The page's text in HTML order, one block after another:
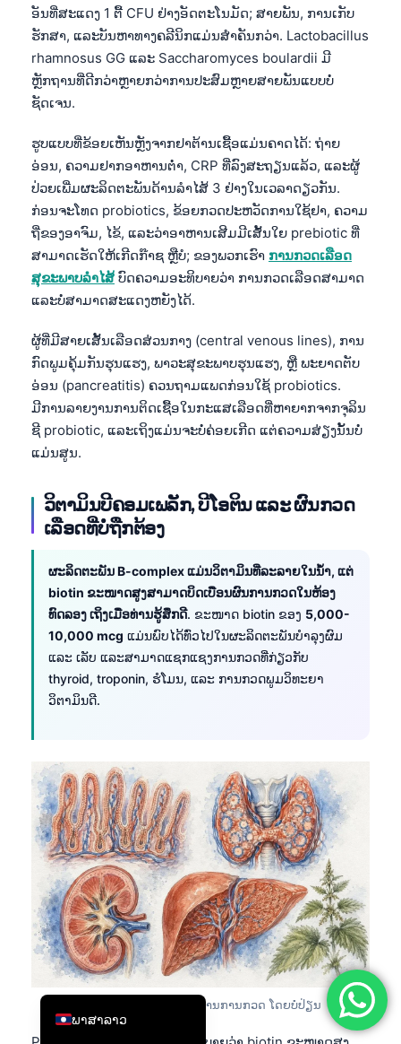
ອັນທີ່ສະແດງ 1 ຕື້ CFU ຢ່າງອັດຕະໂນມັດ; ສາຍພັນ, ການເກັບ
ຮັກສາ, ແລະບັນຫາທາງຄລີນິກແມ່ນສຳຄັນກວ່າ. Lactobacillus
rhamnosus GG ແລະ Saccharomyces boulardii ມີ
ຫຼັກຖານທີ່ດີກວ່າຫຼາຍກວ່າການປະສົມຫຼາຍສາຍພັນແບບບໍ່
ຊັດເຈນ.
ຮູບແບບທີ່ຂ້ອຍເຫັນຫຼັງຈາກຢາຕ້ານເຊື້ອແມ່ນຄາດໄດ້: ຖ່າຍ
ອ່ອນ, ຄວາມຢາກອາຫານຕ່ຳ, CRP ທີ່ລົງສະຖຽນແລ້ວ, ແລະຜູ້
ປ່ວຍເພີ່ມຜະລິດຕະພັນດ້ານລຳໄສ້ 3 ຢ່າງໃນເວລາດຽວກັນ.
ກ່ອນຈະໂທດ probiotics, ຂ້ອຍກວດປະຫວັດການໃຊ້ຢາ, ຄວາມ
ຖີ່ຂອງອາຈົມ, ໄຂ້, ແລະວ່າອາຫານເສີມມີເສັ້ນໃຍ prebiotic ທີ່
ສາມາດເຮັດໃຫ້ເກີດກ໊າຊ ຫຼືບໍ; ຂອງພວກເຮົາ ການກວດເລືອດ
ສຸຂະພາບລຳໄສ້ ບົດຄວາມອະທິບາຍວ່າ ການກວດເລືອດສາມາດ
ແລະບໍ່ສາມາດສະແດງຫຍັງໄດ້.
ຜູ້ທີ່ມີສາຍເສັ້ນເລືອດສ່ວນກາງ (central venous lines), ການ
ກົດພູມຄຸ້ມກັນຮຸນແຮງ, ພາວະສຸຂະພາບຮຸນແຮງ, ຫຼື ພະຍາດຕັບ
ອ່ອນ (pancreatitis) ຄວນຖາມແພດກ່ອນໃຊ້ probiotics.
ມີການລາຍງານການຕິດເຊື້ອໃນກະແສເລືອດທີ່ຫາຍາກຈາກຈຸລິນ
ຊີ probiotic, ແລະເຖິງແມ່ນຈະບໍ່ຄ່ອຍເກີດ ແຕ່ຄວາມສ່ຽງນັ້ນບໍ່
ແມ່ນສູນ.
ວິຕາມິນບີຄອມເພລັກ, ບີໂອຕິນ ແລະ ຜົນກວດ
ເລືອດທີ່ບໍ່ຖືກຕ້ອງ
ຜະລິດຕະພັນ B-complex ແມ່ນວິຕາມິນທີ່ລະລາຍໃນນ້ຳ, ແຕ່
biotin ຂະໜາດສູງສາມາດບິດເບືອນຜົນການກວດໃນຫ້ອງ
ທົດລອງ ເຖິງເມື່ອທ່ານຮູ້ສຶກດີ. ຂະໜາດ biotin ຂອງ 5,000-
10,000 mcg ແມ່ນພົບໄດ້ທົ່ວໄປໃນຜະລິດຕະພັນບຳລຸງຜົມ
ແລະ ເລັບ ແລະສາມາດແຊກແຊງການກວດທີ່ກ່ຽວກັບ
thyroid, troponin, ຮໍໂມນ, ແລະ ການກວດພູມວິທະຍາ
ວິຕາມິນດີ.
Biotin ສາມາດປ່ຽນສັນຍານການກວດ ໂດຍບໍ່ປ່ຽນ
ສະພາບທາງສະຫຼຸບຂອງຜູ້ປ່ວຍ.
ພາສາລາວ
Deutsch
العربية
Français
עִבְרִית
Italiano
Español
Português
Română
简体中文
فارسی
Български
Dansk
हिन्दी
Հայերեն
Íslenska
Српски језик
Svenska
Bosanski
Azərbaycan dili
Eesti
日本語
Čeština
ქართული
Русский
한국어
Slovenščina
Magyar